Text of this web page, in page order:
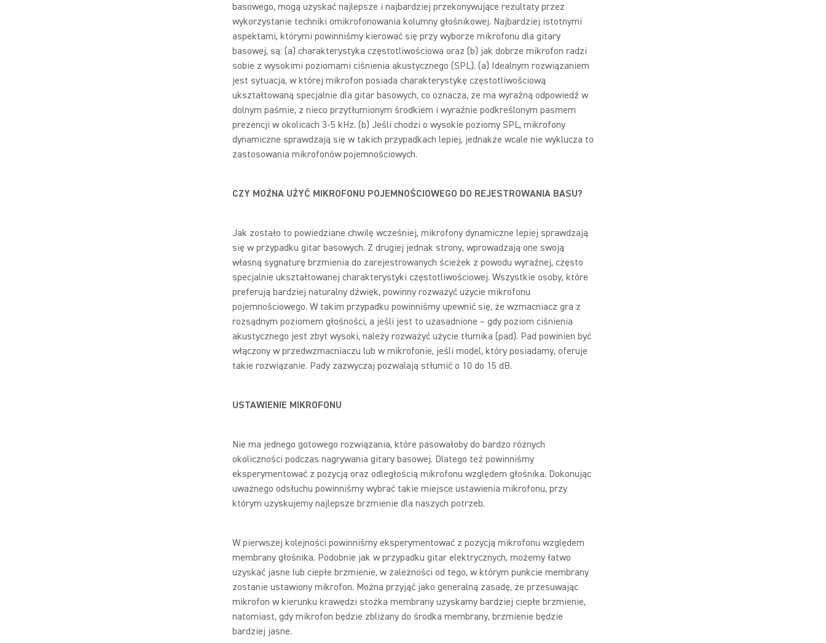
basowego, mogą uzyskać najlepsze i najbardziej przekonywujące rezultaty przez
wykorzystanie techniki omikrofonowania kolumny głośnikowej. Najbardziej istotnymi
aspektami, którymi powinniśmy kierować się przy wyborze mikrofonu dla gitary
basowej, są: (a) charakterystyka częstotliwościowa oraz (b) jak dobrze mikrofon radzi
sobie z wysokimi poziomami ciśnienia akustycznego (SPL). (a) Idealnym rozwiązaniem
jest sytuacja, w której mikrofon posiada charakterystykę częstotliwościową
ukształtowaną specjalnie dla gitar basowych, co oznacza, że ma wyraźną odpowiedź w
dolnym paśmie, z nieco przytłumionym środkiem i wyraźnie podkreślonym pasmem
prezencji w okolicach 3-5 kHz. (b) Jeśli chodzi o wysokie poziomy SPL, mikrofony
dynamiczne sprawdzają się w takich przypadkach lepiej, jednakże wcale nie wyklucza to
zastosowania mikrofonów pojemnościowych.
CZY MOŻNA UŻYĆ MIKROFONU POJEMNOŚCIOWEGO DO REJESTROWANIA BASU?
Jak zostało to powiedziane chwilę wcześniej, mikrofony dynamiczne lepiej sprawdzają
się w przypadku gitar basowych. Z drugiej jednak strony, wprowadzają one swoją
własną sygnaturę brzmienia do zarejestrowanych ścieżek z powodu wyraźnej, często
specjalnie ukształtowanej charakterystyki częstotliwościowej. Wszystkie osoby, które
preferują bardziej naturalny dźwięk, powinny rozważyć użycie mikrofonu
pojemnościowego. W takim przypadku powinniśmy upewnić się, że wzmacniacz gra z
rozsądnym poziomem głośności, a jeśli jest to uzasadnione – gdy poziom ciśnienia
akustycznego jest zbyt wysoki, należy rozważyć użycie tłumika (pad). Pad powinien być
włączony w przedwzmacniaczu lub w mikrofonie, jeśli model, który posiadamy, oferuje
takie rozwiązanie. Pady zazwyczaj pozwalają stłumić o 10 do 15 dB.
USTAWIENIE MIKROFONU
Nie ma jednego gotowego rozwiązania, które pasowałoby do bardzo różnych
okoliczności podczas nagrywania gitary basowej. Dlatego też powinniśmy
eksperymentować z pozycją oraz odległością mikrofonu względem głośnika. Dokonując
uważnego odsłuchu powinniśmy wybrać takie miejsce ustawienia mikrofonu, przy
którym uzyskujemy najlepsze brzmienie dla naszych potrzeb.
W pierwszej kolejności powinniśmy eksperymentować z pozycją mikrofonu względem
membrany głośnika. Podobnie jak w przypadku gitar elektrycznych, możemy łatwo
uzyskać jasne lub ciepłe brzmienie, w zależności od tego, w którym punkcie membrany
zostanie ustawiony mikrofon. Można przyjąć jako generalną zasadę, że przesuwając
mikrofon w kierunku krawędzi stożka membrany uzyskamy bardziej ciepłe brzmienie,
natomiast, gdy mikrofon będzie zbliżany do środka membrany, brzmienie będzie
bardziej jasne.